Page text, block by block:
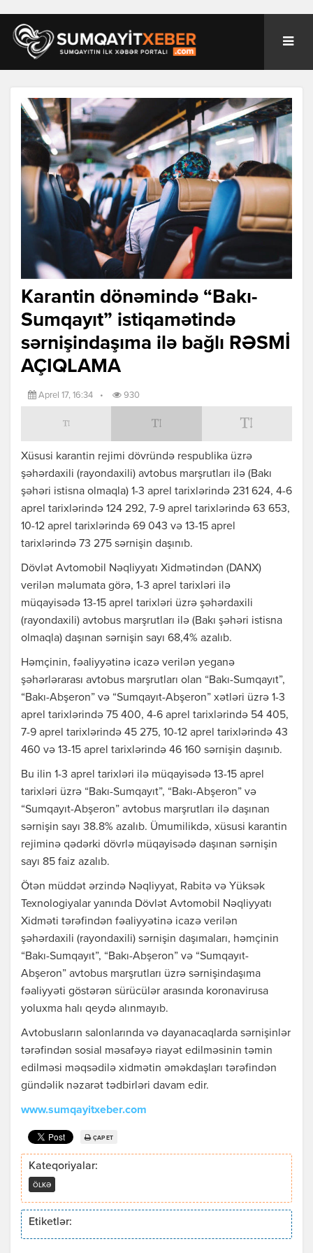
Karantin dönəmində “Bakı-
Sumqayıt” istiqamətində
sərnişindaşıma ilə bağlı RƏSMİ
AÇIQLAMA
Aprel 17, 16:34 • 930
Xüsusi karantin rejimi dövründə respublika üzrə
şəhərdaxili (rayondaxili) avtobus marşrutları ilə (Bakı
şəhəri istisna olmaqla) 1-3 aprel tarixlərində 231 624, 4-6
aprel tarixlərində 124 292, 7-9 aprel tarixlərində 63 653,
10-12 aprel tarixlərində 69 043 və 13-15 aprel
tarixlərində 73 275 sərnişin daşınıb.
Dövlət Avtomobil Nəqliyyatı Xidmətindən (DANX)
verilən məlumata görə, 1-3 aprel tarixləri ilə
müqayisədə 13-15 aprel tarixləri üzrə şəhərdaxili
(rayondaxili) avtobus marşrutları ilə (Bakı şəhəri istisna
olmaqla) daşınan sərnişin sayı 68,4% azalıb.
Həmçinin, fəaliyyətinə icazə verilən yeganə
şəhərlərarası avtobus marşrutları olan “Bakı-Sumqayıt”,
“Bakı-Abşeron” və “Sumqayıt-Abşeron” xətləri üzrə 1-3
aprel tarixlərində 75 400, 4-6 aprel tarixlərində 54 405,
7-9 aprel tarixlərində 45 275, 10-12 aprel tarixlərində 43
460 və 13-15 aprel tarixlərində 46 160 sərnişin daşınıb.
Bu ilin 1-3 aprel tarixləri ilə müqayisədə 13-15 aprel
tarixləri üzrə “Bakı-Sumqayıt”, “Bakı-Abşeron” və
“Sumqayıt-Abşeron” avtobus marşrutları ilə daşınan
sərnişin sayı 38.8% azalıb. Ümumilikdə, xüsusi karantin
rejiminə qədərki dövrlə müqayisədə daşınan sərnişin
sayı 85 faiz azalıb.
Ötən müddət ərzində Nəqliyyat, Rabitə və Yüksək
Texnologiyalar yanında Dövlət Avtomobil Nəqliyyatı
Xidməti tərəfindən fəaliyyətinə icazə verilən
şəhərdaxili (rayondaxili) sərnişin daşımaları, həmçinin
“Bakı-Sumqayıt”, “Bakı-Abşeron” və “Sumqayıt-
Abşeron” avtobus marşrutları üzrə sərnişindaşıma
fəaliyyəti göstərən sürücülər arasında koronavirusa
yoluxma halı qeydə alınmayıb.
Avtobusların salonlarında və dayanacaqlarda sərnişinlər
tərəfindən sosial məsafəyə riayət edilməsinin təmin
edilməsi məqsədilə xidmətin əməkdaşları tərəfindən
gündəlik nəzarət tədbirləri davam edir.
www.sumqayitxeber.com
ÇAP ET
Kateqoriyalar:
ÖLKƏ
Etiketlər: